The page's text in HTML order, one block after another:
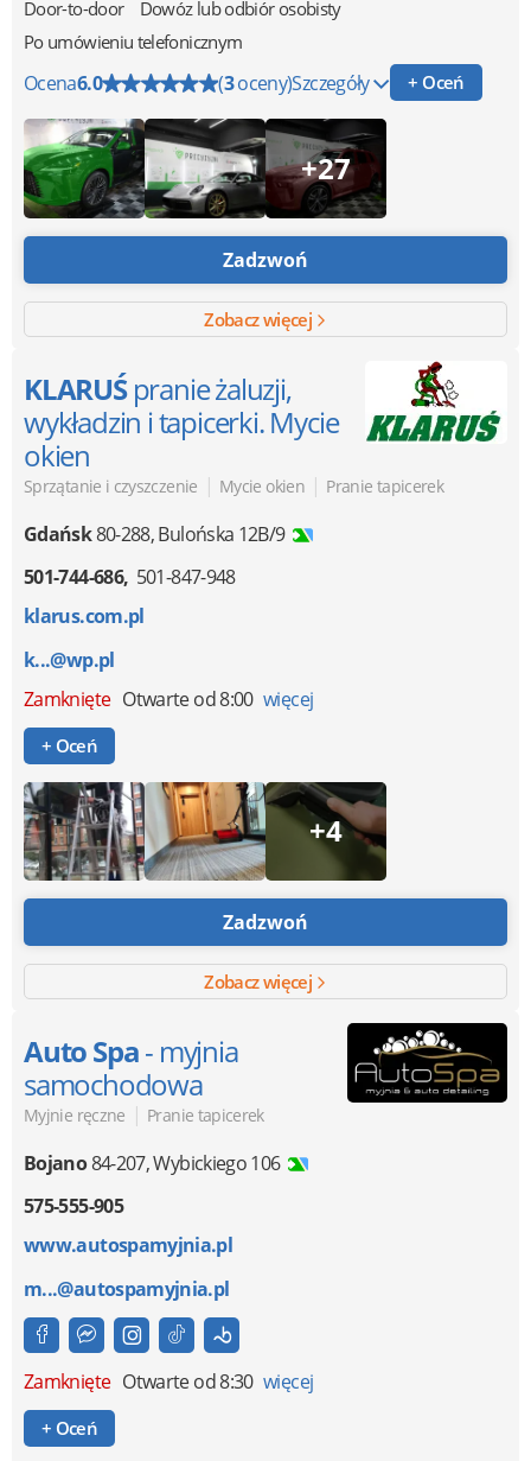
Door-to-door
Dowóz lub odbiór osobisty
Po umówieniu telefonicznym
Ocena6.0 (3oceny)Szczegóły + Oceń
+27
Zadzwoń
Zobacz więcej
KLARUŚ pranie żaluzji,
wykładzin i tapicerki. Mycie
okien
Sprzątanie i czyszczenie | Mycie okien | Pranie tapicerek
Gdańsk80-288,Bulońska 12B/9
501-744-686 501-847-948
klarus.com.pl
k...@wp.pl
Zamknięte Otwarte od 8:00 więcej
+ Oceń
+4
Zadzwoń
Zobacz więcej
Auto Spa- myjnia
samochodowa
Myjnie ręczne | Pranie tapicerek
Bojano84-207,Wybickiego 106
575-555-905
www.autospamyjnia.pl
m...@autospamyjnia.pl
Zamknięte Otwarte od 8:30 więcej
+ Oceń